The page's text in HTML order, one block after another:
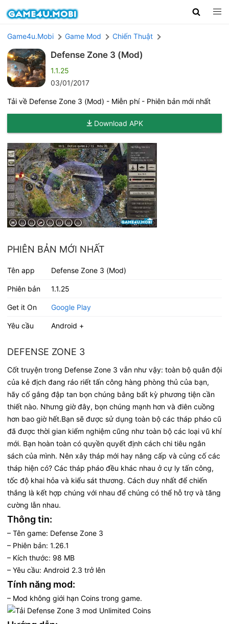
Game4u.Mobi Game Mod Chiến Thuật
Defense Zone 3 (Mod)
1.1.25
03/01/2017
Tải về Defense Zone 3 (Mod) - Miễn phí - Phiên bản mới nhất
Download APK
PHIÊN BẢN MỚI NHẤT
Tên app Defense Zone 3 (Mod)
Phiên bản 1.1.25
Get it On Google Play
Yêu cầu Android +
DEFENSE ZONE 3
Cốt truyện trong Defense Zone 3 vẫn như vậy: toàn bộ quân đội
của kẻ địch đang ráo riết tấn công hàng phòng thủ của bạn,
hãy cố gắng đập tan bọn chúng bằng bất kỳ phương tiện cần
thiết nào. Nhưng giờ đây, bọn chúng mạnh hơn và điên cuồng
hơn bao giờ hết.Bạn sẽ được sử dụng toàn bộ các tháp pháo cũ
đã được thời gian kiểm nghiệm cũng như toàn bộ các loại vũ khí
mới. Bạn hoàn toàn có quyền quyết định cách chi tiêu ngân
sách của mình. Nên xây tháp mới hay nâng cấp và củng cố các
tháp hiện có? Các tháp pháo đều khác nhau ở cự ly tấn công,
tốc độ khai hỏa và kiểu sát thương. Cách duy nhất để chiến
thắng là kết hợp chúng với nhau để chúng có thể hỗ trợ và tăng
cường lẫn nhau.
Thông tin:
– Tên game: Defense Zone 3
– Phiên bản: 1.26.1
– Kích thước: 98 MB
– Yêu cầu: Android 2.3 trở lên
Tính năng mod:
– Mod không giới hạn Coins trong game.